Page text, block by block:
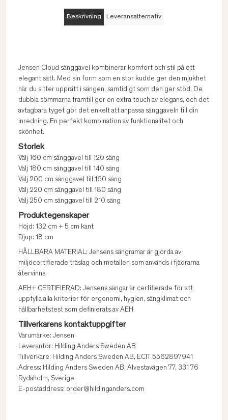
Beskrivning Leveransalternativ
Jensen Cloud sänggavel kombinerar komfort och stil på ett
elegant sätt. Med sin form som en stor kudde ger den mjukhet
när du sitter upprätt i sängen, samtidigt som den ger stöd. De
dubbla sömmarna framtill ger en extra touch av elegans, och det
avtagbara tyget gör det enkelt att anpassa sänggaveln till din
inredning. En perfekt kombination av funktionalitet och
skönhet.
Storlek
Välj 160 cm sänggavel till 120 säng
Välj 180 cm sänggavel till 140 säng
Välj 200 cm sänggavel till 160 säng
Välj 220 cm sänggavel till 180 säng
Välj 250 cm sänggavel till 210 säng
Produktegenskaper
Höjd: 132 cm + 5 cm kant
Djup: 18 cm
HÅLLBARA MATERIAL: Jensens sängramar är gjorda av
miljöcertifierade träslag och metallen som används i fjädrarna
återvinns.
AEH+ CERTIFIERAD: Jensens sängar är certifierade för att
uppfylla alla kriterier för ergonomi, hygien, sängklimat och
hållbarhetstest som definierats av AEH.
Tillverkarens kontaktuppgifter
Varumärke: Jensen
Leverantör: Hilding Anders Sweden AB
Tillverkare: Hilding Anders Sweden AB, ECIT 5562897941
Adress: Hilding Anders Sweden AB, Alvestavägen 77, 331 76
Rydaholm, Sverige
E-postaddress: order@hildinganders.com